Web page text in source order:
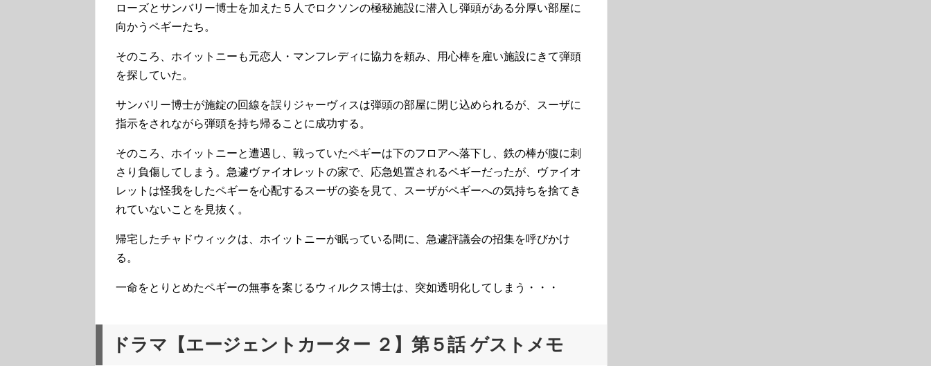
ローズとサンバリー博士を加えた５人でロクソンの極秘施設に潜入し弾頭がある分厚い部屋に
向かうペギーたち。
そのころ、ホイットニーも元恋人・マンフレディに協力を頼み、用心棒を雇い施設にきて弾頭
を探していた。
サンバリー博士が施錠の回線を誤りジャーヴィスは弾頭の部屋に閉じ込められるが、スーザに
指示をされながら弾頭を持ち帰ることに成功する。
そのころ、ホイットニーと遭遇し、戦っていたペギーは下のフロアへ落下し、鉄の棒が腹に刺
さり負傷してしまう。急遽ヴァイオレットの家で、応急処置されるペギーだったが、ヴァイオ
レットは怪我をしたペギーを心配するスーザの姿を見て、スーザがペギーへの気持ちを捨てき
れていないことを見抜く。
帰宅したチャドウィックは、ホイットニーが眠っている間に、急遽評議会の招集を呼びかけ
る。
一命をとりとめたペギーの無事を案じるウィルクス博士は、突如透明化してしまう・・・
ドラマ【エージェントカーター ２】第５話 ゲストメモ